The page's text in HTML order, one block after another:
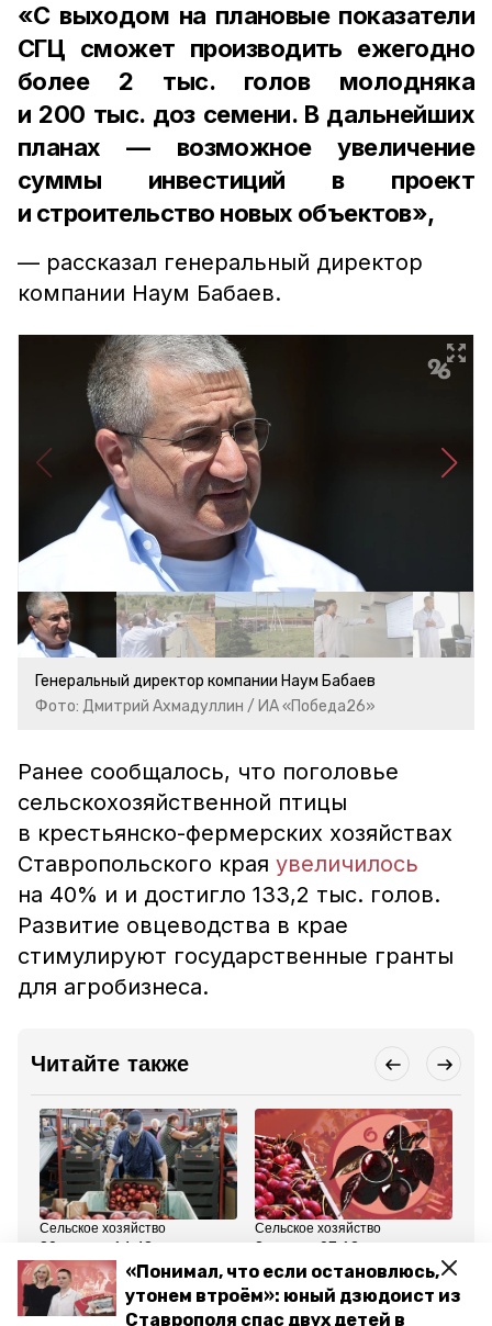
«Понимал, что если остановлюсь,
утонем втроём»: юный дзюдоист из
Ставрополя спас двух детей в
«С выходом на плановые показатели
СГЦ сможет производить ежегодно
более 2 тыс. голов молодняка
и 200 тыс. доз семени. В дальнейших
планах — возможное увеличение
суммы инвестиций в проект
и строительство новых объектов»,
— рассказал генеральный директор
компании Наум Бабаев.
Генеральный директор компании Наум Бабаев
Фото: Дмитрий Ахмадуллин / ИА «Победа26»
Ранее сообщалось, что поголовье
сельскохозяйственной птицы
в крестьянско-фермерских хозяйствах
Ставропольского края увеличилось
на 40% и и достигло 133,2 тыс. голов.
Развитие овцеводства в крае
стимулируют государственные гранты
для агробизнеса.
Читайте также
Сельское хозяйство
30 июня , 14:43
Глава Ставрополья: В
крае строят крупное
фруктохранилище на 30
тыс. тонн
Сельское хозяйство
3 июля , 07:12
Как растят и снимают с
ветвей «королеву
сада»: на Ставрополье
началась уборка